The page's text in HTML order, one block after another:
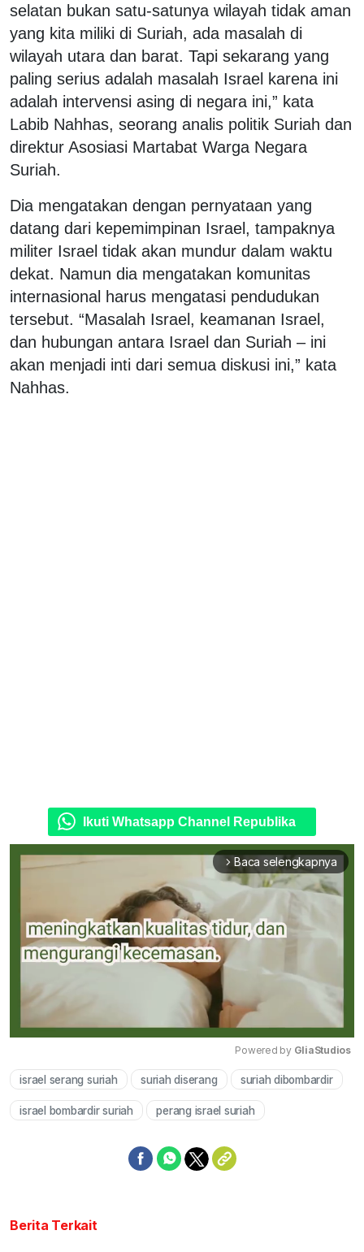
selatan bukan satu-satunya wilayah tidak aman
yang kita miliki di Suriah, ada masalah di
wilayah utara dan barat. Tapi sekarang yang
paling serius adalah masalah Israel karena ini
adalah intervensi asing di negara ini,” kata
Labib Nahhas, seorang analis politik Suriah dan
direktur Asosiasi Martabat Warga Negara
Suriah.
Dia mengatakan dengan pernyataan yang
datang dari kepemimpinan Israel, tampaknya
militer Israel tidak akan mundur dalam waktu
dekat. Namun dia mengatakan komunitas
internasional harus mengatasi pendudukan
tersebut. “Masalah Israel, keamanan Israel,
dan hubungan antara Israel dan Suriah – ini
akan menjadi inti dari semua diskusi ini,” kata
Nahhas.
Ikuti Whatsapp Channel Republika
arrow_forward_ios Baca selengkapnya
Mute
Powered by GliaStudios
israel serang suriah suriah diserang suriah dibombardir
israel bombardir suriah perang israel suriah
Berita Terkait